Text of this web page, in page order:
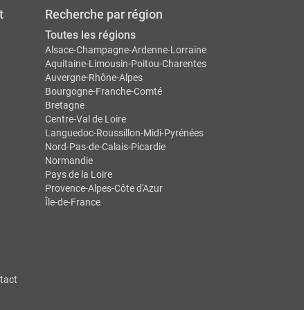
Recherche par région
Toutes les régions
Alsace-Champagne-Ardenne-Lorraine
Aquitaine-Limousin-Poitou-Charentes
Auvergne-Rhône-Alpes
Bourgogne-Franche-Comté
Bretagne
Centre-Val de Loire
Languedoc-Roussillon-Midi-Pyrénées
Nord-Pas-de-Calais-Picardie
Normandie
Pays de la Loire
Provence-Alpes-Côte d'Azur
Île-de-France